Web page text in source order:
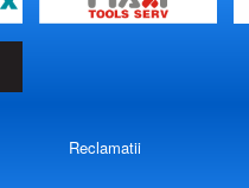
Reclamatii